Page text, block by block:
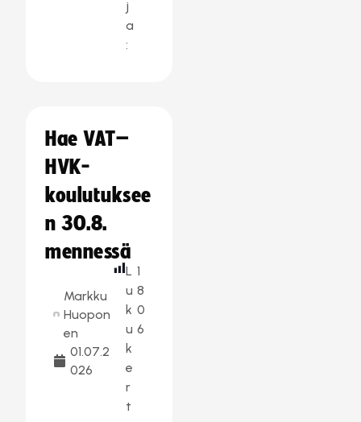
j
a
:
Hae VAT–
HVK-
koulutuksee
n 30.8.
mennessä
Markku
Huopon
en
01.07.2
026
L
u
k
u
k
e
r
t
1
8
0
6